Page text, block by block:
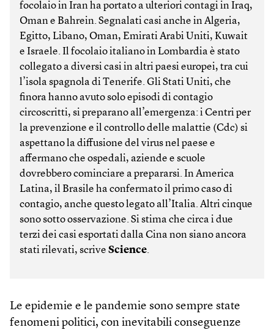
focolaio in Iran ha portato a ulteriori contagi in Iraq,
Oman e Bahrein. Segnalati casi anche in Algeria,
Egitto, Libano, Oman, Emirati Arabi Uniti, Kuwait
e Israele. Il focolaio italiano in Lombardia è stato
collegato a diversi casi in altri paesi europei, tra cui
l’isola spagnola di Tenerife. Gli Stati Uniti, che
finora hanno avuto solo episodi di contagio
circoscritti, si preparano all’emergenza: i Centri per
la prevenzione e il controllo delle malattie (Cdc) si
aspettano la diffusione del virus nel paese e
affermano che ospedali, aziende e scuole
dovrebbero cominciare a prepararsi. In America
Latina, il Brasile ha confermato il primo caso di
contagio, anche questo legato all’Italia. Altri cinque
sono sotto osservazione. Si stima che circa i due
terzi dei casi esportati dalla Cina non siano ancora
stati rilevati, scrive Science.
Le epidemie e le pandemie sono sempre state
fenomeni politici, con inevitabili conseguenze